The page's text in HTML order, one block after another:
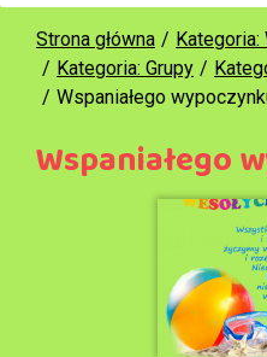
Strona główna
Kategoria:
Kategoria: Grupy
Wspaniałego
Wspaniałego